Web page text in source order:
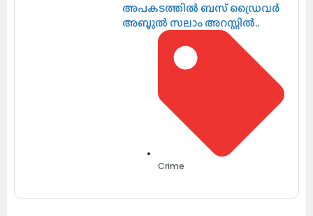
അപകടത്തിൽ ബസ് ഡ്രൈവർ
അബ്ദുൽ സലാം അറസ്റ്റിൽ..
Crime